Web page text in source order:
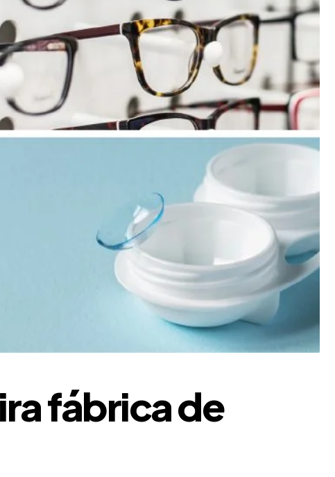
fábrica de